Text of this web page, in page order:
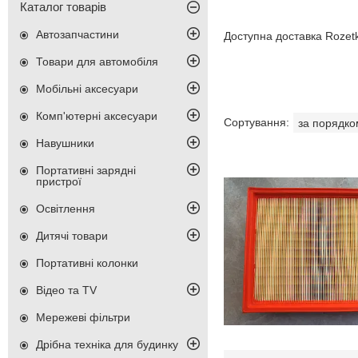
Доступна доставка
Каталог товарів
Автозапчастини
Товари для автомобіля
Мобільні аксесуари
Комп'ютерні аксесуари
Навушники
Портативні зарядні
пристрої
Освітлення
Дитячі товари
Портативні колонки
Відео та TV
Мережеві фільтри
Дрібна техніка для будинку